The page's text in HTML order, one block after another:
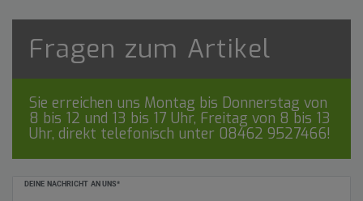
Fragen zum Artikel
Sie erreichen uns Montag bis Donnerstag von
8 bis 12 und 13 bis 17 Uhr, Freitag von 8 bis 13
Uhr, direkt telefonisch unter 08462 9527466!
DEINE NACHRICHT AN UNS*
Ceres::Template.mailFormHoneypotLabel